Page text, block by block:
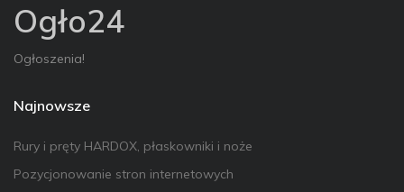
Ogło24
Ogłoszenia!
Najnowsze
Rury i pręty HARDOX, płaskowniki i noże
Pozycjonowanie stron internetowych